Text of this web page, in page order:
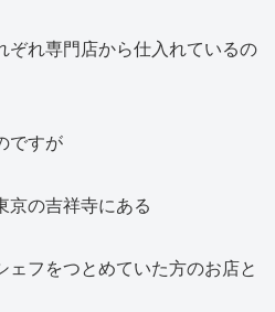
ぞれ専門店から仕入れているの
ですが
京の吉祥寺にある
ェフをつとめていた方のお店と